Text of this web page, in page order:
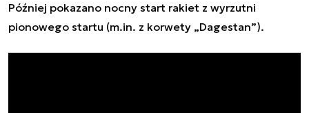
Później pokazano nocny start rakiet z wyrzutni
pionowego startu (m.in. z korwety „Dagestan”).